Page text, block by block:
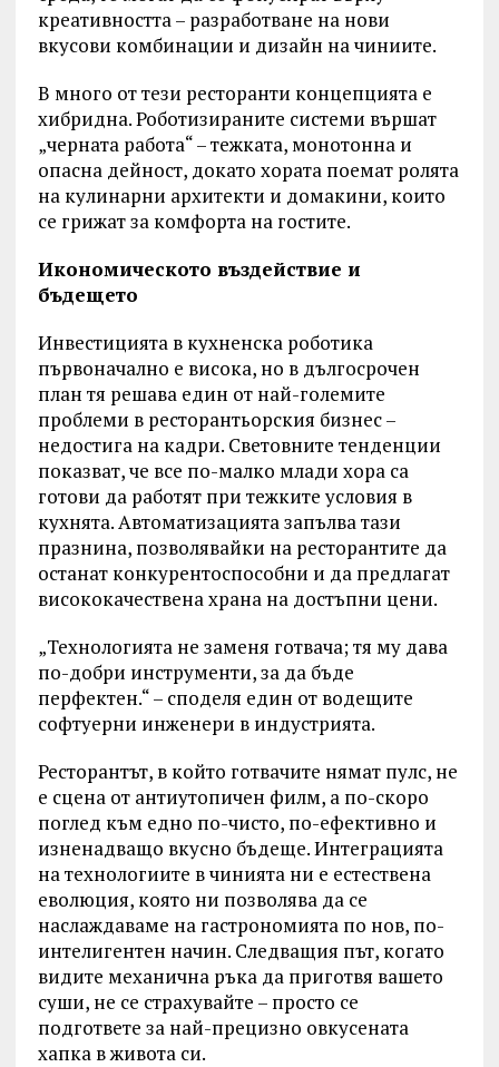
креативността – разработване на нови
вкусови комбинации и дизайн на чиниите.
В много от тези ресторанти концепцията е
хибридна. Роботизираните системи вършат
„черната работа“ – тежката, монотонна и
опасна дейност, докато хората поемат ролята
на кулинарни архитекти и домакини, които
се грижат за комфорта на гостите.
Икономическото въздействие и
бъдещето
Инвестицията в кухненска роботика
първоначално е висока, но в дългосрочен
план тя решава един от най-големите
проблеми в ресторантьорския бизнес –
недостига на кадри. Световните тенденции
показват, че все по-малко млади хора са
готови да работят при тежките условия в
кухнята. Автоматизацията запълва тази
празнина, позволявайки на ресторантите да
останат конкурентоспособни и да предлагат
висококачествена храна на достъпни цени.
„Технологията не заменя готвача; тя му дава
по-добри инструменти, за да бъде
перфектен.“ – споделя един от водещите
софтуерни инженери в индустрията.
Ресторантът, в който готвачите нямат пулс, не
е сцена от антиутопичен филм, а по-скоро
поглед към едно по-чисто, по-ефективно и
изненадващо вкусно бъдеще. Интеграцията
на технологиите в чинията ни е естествена
еволюция, която ни позволява да се
наслаждаваме на гастрономията по нов, по-
интелигентен начин. Следващия път, когато
видите механична ръка да приготвя вашето
суши, не се страхувайте – просто се
подгответе за най-прецизно овкусената
хапка в живота си.